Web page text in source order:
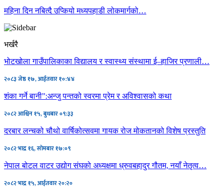
महिना दिन नबित्दै उप्कियो मध्यपहाडी लोकमार्गको…
भर्खरै
भोटखोला गाउँपालिकाका विद्यालय र स्वास्थ्य संस्थामा ई–हाजिर प्रणाली…
२०८३ जेष्ठ १७, आईतवार १०:४४
शंका गर्ने बानी”:अन्जु पन्तको स्वरमा प्रेम र अविश्वासको कथा
२०८२ आश्विन १५, बुधबार ०९:३३
दरबार लन्चको चौथो वार्षिकोत्सवमा गायक रोज मोकतानको विशेष प्रस्तुति
२०८२ भाद्र १६, सोमबार १७:०९
नेपाल बोटल वाटर उद्योग संघको अध्यक्षमा ध्रुवबहादुर गौतम, नयाँ नेतृत्व…
२०८२ भाद्र १५, आईतवार २०:२०